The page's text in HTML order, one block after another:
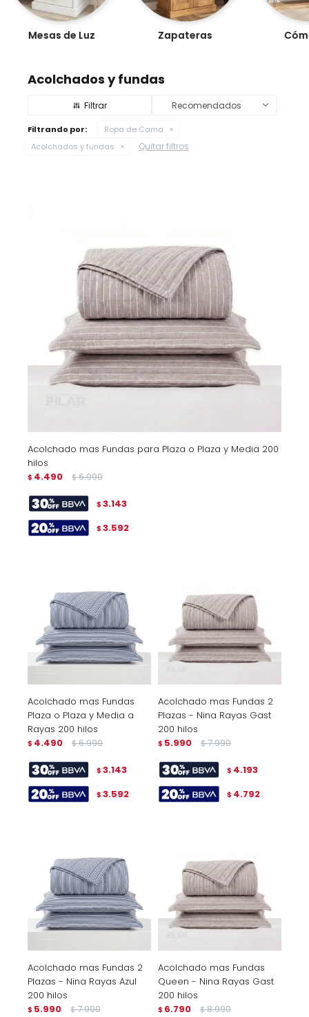
Mesas de Luz Zapateras
Acolchados y fundas
Recomendados
Filtrando por:
Ropa de Cama
Acolchados y fundas
Quitar filtros
Acolchado mas Fundas para Plaza o Plaza y Media 200
hilos
$ 4.490 $ 6.990
$ 3.143
$ 3.592
Acolchado mas Fundas
Plaza o Plaza y Media a
Rayas 200 hilos
$ 4.490 $ 6.990
$ 3.143
$ 3.592
Acolchado mas Fundas 2
Plazas - Nina Rayas Gast
200 hilos
$ 5.990 $ 7.990
$ 4.193
$ 4.792
Acolchado mas Fundas 2
Plazas - Nina Rayas Azul
200 hilos
$ 5.990 $ 7.990
Acolchado mas Fundas
Queen - Nina Rayas Gast
200 hilos
$ 6.790 $ 8.990